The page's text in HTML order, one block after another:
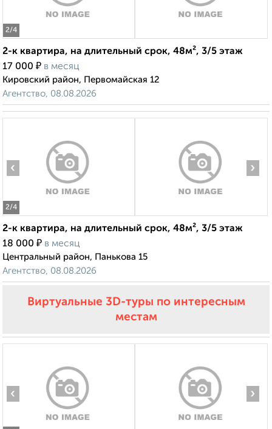
2/4
2-к квартира, на длительный срок, 48м², 3/5 этаж
17 000 ₽ в месяц
Кировский район, Первомайская 12
Агентство, 08.08.2026
2/4
‹ ›
2-к квартира, на длительный срок, 48м², 3/5 этаж
18 000 ₽ в месяц
Центральный район, Панькова 15
Агентство, 08.08.2026
Виртуальные 3D-туры по интересным
местам
‹ ›